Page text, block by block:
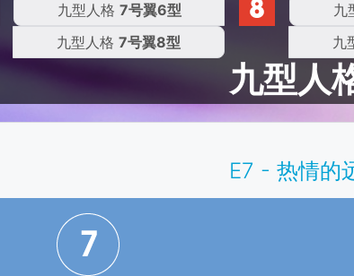
九型人格 7号翼6型
九型人格 7号翼8型
九
九
九型人
E7 - 热情的